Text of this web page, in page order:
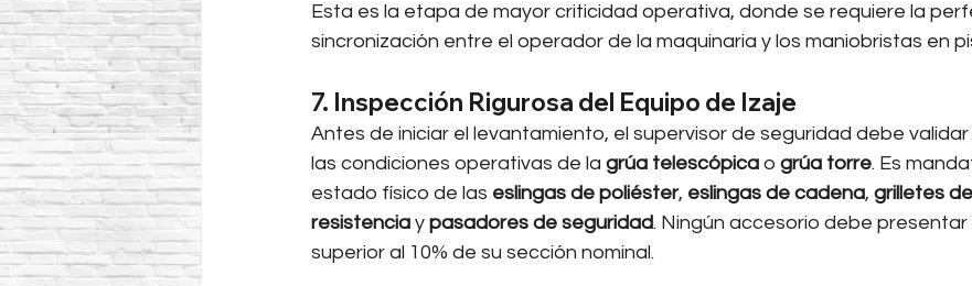
Esta es la etapa de mayor criticidad operativa, donde se requiere la
sincronización entre el operador de la maquinaria y los maniobristas en
7. Inspección Rigurosa del Equipo de Izaje
Antes de iniciar el levantamiento, el supervisor de seguridad debe
las condiciones operativas de la grúa telescópica o grúa torre. Es
estado físico de las eslingas de poliéster, eslingas de cadena, grilletes
resistencia y pasadores de seguridad. Ningún accesorio debe
superior al 10% de su sección nominal.